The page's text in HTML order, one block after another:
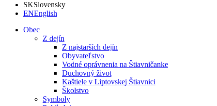
SKSlovensky
ENEnglish
Obec
Z dejín
Z najstarších dejín
Obyvateľstvo
Vodné oprávnenia na Štiavničanke
Duchovný život
Kaštiele v Liptovskej Štiavnici
Školstvo
Symboly